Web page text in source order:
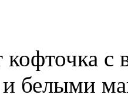
с
белыми